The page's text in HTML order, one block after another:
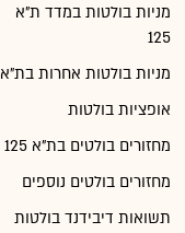
מניות בולטות במדד ת"א
125
מניות בולטות אחרות בת"א
אופציות בולטות
מחזורים בולטים בת"א 125
מחזורים בולטים נוספים
תשואות דיבידנד בולטות